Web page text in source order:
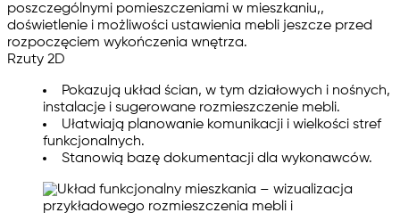
poszczególnymi pomieszczeniami w mieszkaniu,,
doświetlenie i możliwości ustawienia mebli jeszcze przed
rozpoczęciem wykończenia wnętrza.
Rzuty 2D
Pokazują układ ścian, w tym działowych i nośnych,
instalacje i sugerowane rozmieszczenie mebli.
Ułatwiają planowanie komunikacji i wielkości stref
funkcjonalnych.
Stanowią bazę dokumentacji dla wykonawców.